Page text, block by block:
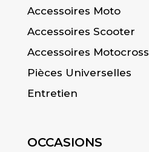
Accessoires Moto
Accessoires Scooter
Accessoires Motocross
Pièces Universelles
Entretien
OCCASIONS